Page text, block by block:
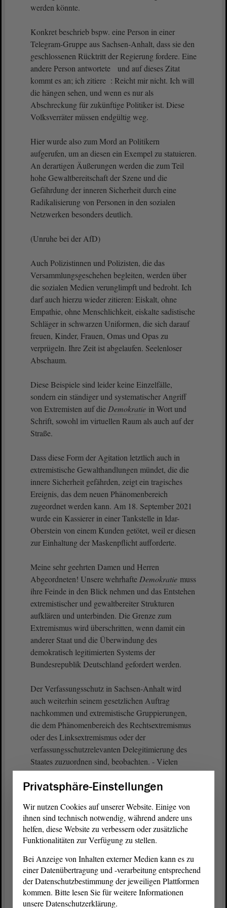
werden könnte.
Konkret beschrieb bspw. eine Person in einer
Telegram-Gruppe aus Sachsen-Anhalt, dass sie den
geschlossenen Rücktritt der Regierung fordere. Eine
andere Person antwortete und auf dieses Zitat
kommt es an; ich zitiere : Reicht mir nicht. Ich will
die hängen sehen, und wenn es nur als
Abschreckung für zukünftige Politiker ist. Diese
Volksverräter müssen endgültig weg.
Hier wurde also zum Mord an Politikern
aufgerufen, um an diesen ein Exempel zu statuieren.
An derartigen Äußerungen werden die zum Teil
hohe Gewaltbereitschaft der Szene und die
Gefährdung der inneren Sicherheit durch eine
Radikalisierung von Personen in den sozialen
Netzwerken besonders deutlich.
(Unruhe bei der AfD)
Auch Polizistinnen und Polizisten, die das
Versammlungsgeschehen begleiten, werden über
die sozialen Medien verunglimpft und bedroht. Ich
darf auch hierzu wieder zitieren: Eiskalt, ohne
Empathie, ohne Menschlichkeit, eiskalte sadistische
Schläger in schwarzen Uniformen, die sich darauf
freuen, Kinder, Frauen, Omas und Opas zu
verprügeln. Ihre Zeit ist abgelaufen. Seelenloser
Abschaum.
Diese Beispiele sind leider keine Einzelfälle,
sondern ein ständiger und systematischer Angriff
von Extremisten auf die Demokratie in Wort und
Schrift, sowohl im virtuellen Raum als auch auf der
Straße.
Dass diese Form der Agitation letztlich auch in
extremistische Gewalthandlungen mündet, die die
innere Sicherheit gefährden, zeigt ein tragisches
Ereignis, das dem neuen Phänomenbereich
zugeordnet werden kann. Am 18. September 2021
wurde ein Kassierer in einer Tankstelle in Idar-
Oberstein von einem Kunden getötet, weil er diesen
zur Einhaltung der Maskenpflicht aufforderte.
Meine sehr geehrten Damen und Herren
Abgeordneten! Unsere wehrhafte Demokratie muss
ihre Feinde in den Blick nehmen und das Entstehen
extremistischer und gewaltbereiter Strukturen
aufklären und unterbinden. Die Grenze zum
Extremismus wird überschritten, wenn damit ein
anderer Staat und die Überwindung des
demokratisch legitimierten Systems der
Bundesrepublik Deutschland gefordert werden.
Der Verfassungsschutz in Sachsen-Anhalt wird
auch weiterhin seinem gesetzlichen Auftrag
nachkommen und extremistische Gruppierungen,
die dem Phänomenbereich des Rechtsextremismus
oder des Linksextremismus oder der
verfassungsschutzrelevanten Delegitimierung des
Staates zuzuordnen sind, beobachten. - Vielen
Dank.
Zustimmung von Dr. Katja Pähle, SPD)
Vizepräsident Wulf Gallert:
Es gibt zwei Fragen, die erste von Herrn
Tillschneider. - Herr Tillschneider, bitte, Sie haben
das Wort.
Privatsphäre-Einstellungen
Wir nutzen Cookies auf unserer Website. Einige von
ihnen sind technisch notwendig, während andere uns
helfen, diese Website zu verbessern oder zusätzliche
Funktionalitäten zur Verfügung zu stellen.
Bei Anzeige von Inhalten externer Medien kann es zu
einer Datenübertragung und -verarbeitung entsprechend
der Datenschutzbestimmung der jeweiligen Plattformen
kommen. Bitte lesen Sie für weitere Informationen
unsere Datenschutzerklärung.